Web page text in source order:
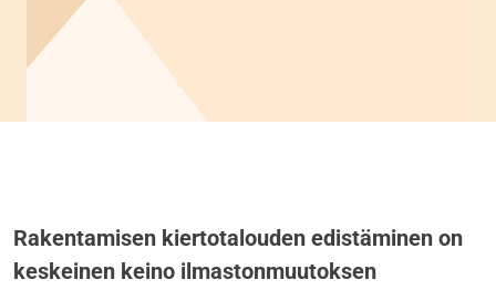
Rakentamisen kiertotalouden edistäminen on
keskeinen keino ilmastonmuutoksen